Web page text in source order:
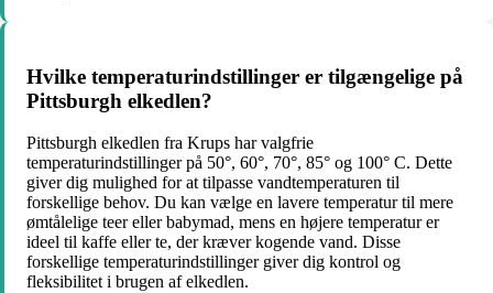
Hvilke temperaturindstillinger er tilgængelige på
Pittsburgh elkedlen?
Pittsburgh elkedlen fra Krups har valgfrie
temperaturindstillinger på 50°, 60°, 70°, 85° og 100° C. Dette
giver dig mulighed for at tilpasse vandtemperaturen til
forskellige behov. Du kan vælge en lavere temperatur til mere
ømtålelige teer eller babymad, mens en højere temperatur er
ideel til kaffe eller te, der kræver kogende vand. Disse
forskellige temperaturindstillinger giver dig kontrol og
fleksibilitet i brugen af elkedlen.